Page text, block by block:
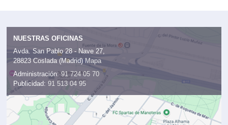
NUESTRAS OFICINAS
Avda. San Pablo 28 - Nave 27,
28823 Coslada (Madrid) Mapa
Administración: 91 724 05 70
Publicidad: 91 513 04 95